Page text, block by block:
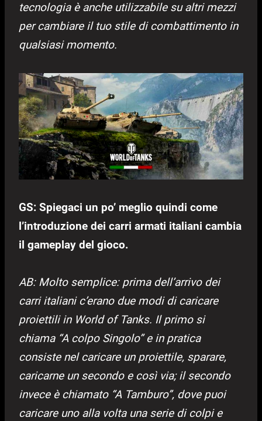
tecnologia è anche utilizzabile su altri mezzi
per cambiare il tuo stile di combattimento in
qualsiasi momento.
GS: Spiegaci un po’ meglio quindi come
l’introduzione dei carri armati italiani cambia
il gameplay del gioco.
AB: Molto semplice: prima dell’arrivo dei
carri italiani c’erano due modi di caricare
proiettili in World of Tanks. Il primo si
chiama “A colpo Singolo” e in pratica
consiste nel caricare un proiettile, sparare,
caricarne un secondo e così via; il secondo
invece è chiamato “A Tamburo”, dove puoi
caricare uno alla volta una serie di colpi e